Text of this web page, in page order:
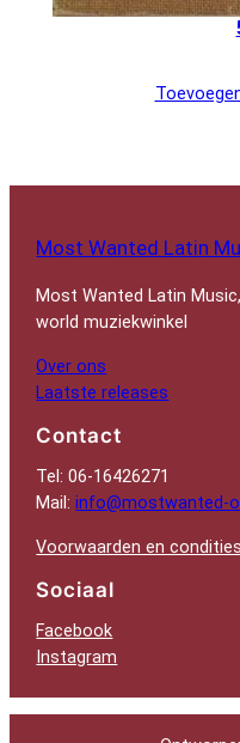
Most Wanted Latin
Most Wanted Latin
world muziekwinkel
Over ons
Laatste releases
Contact
Tel: 06-16426271
Mail:info@mostwanted-
Voorwaarden en condities
Sociaal
Facebook
Instagram